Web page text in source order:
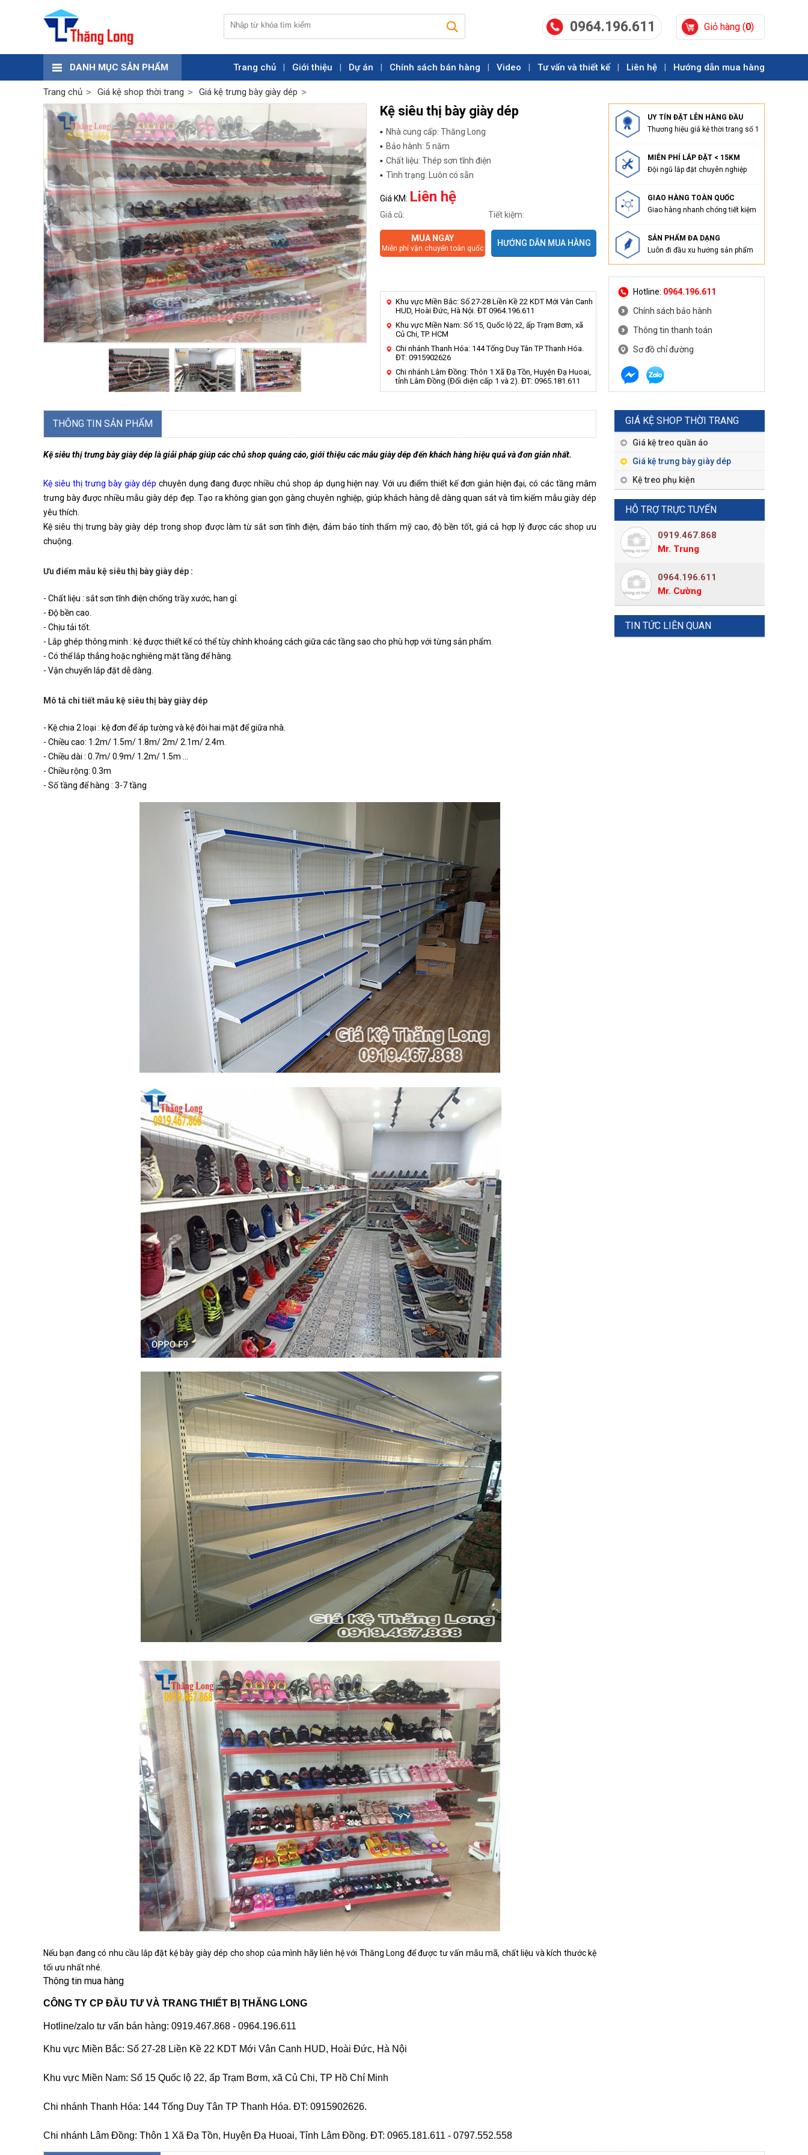
Giỏ hàng (0)
0964.196.611
Trang chủ Giới thiệu Dự án Chính sách bán hàng Video Tư vấn và thiết kế Liên hệ Hướng dẫn mua hàng
DANH MỤC SẢN PHẨM
Trang chủ Giá kệ shop thời trang Giá kệ trưng bày giày dép
Kệ siêu thị bày giày dép
Nhà cung cấp: Thăng Long
Bảo hành: 5 năm
Chất liệu: Thép sơn tĩnh điện
Tình trạng: Luôn có sẵn
Giá KM: Liên hệ
Giá cũ: Tiết kiệm:
MUA NGAY
Miễn phí vận chuyển toàn quốc
HƯỚNG DẪN MUA HÀNG
Khu vực Miền Bắc: Số 27-28 Liền Kề 22 KDT Mới Vân Canh
HUD, Hoài Đức, Hà Nội. ĐT 0964.196.611
Khu vực Miền Nam: Số 15, Quốc lộ 22, ấp Trạm Bơm, xã
Củ Chi, TP. HCM
Chi nhánh Thanh Hóa: 144 Tống Duy Tân TP Thanh Hóa.
ĐT: 0915902626
Chi nhánh Lâm Đồng: Thôn 1 Xã Đạ Tồn, Huyện Đạ Huoai,
tỉnh Lâm Đồng (Đối diện cấp 1 và 2). ĐT: 0965.181.611
UY TÍN ĐẶT LÊN HÀNG ĐẦU
Thương hiệu giá kệ thời trang số 1
MIỄN PHÍ LẮP ĐẶT < 15KM
Đội ngũ lắp đặt chuyên nghiệp
GIAO HÀNG TOÀN QUỐC
Giao hàng nhanh chóng tiết kiệm
SẢN PHẨM ĐA DẠNG
Luôn đi đầu xu hướng sản phẩm
Hotline: 0964.196.611
Chính sách bảo hành
Thông tin thanh toán
Sơ đồ chỉ đường
THÔNG TIN SẢN PHẨM
Kệ siêu thị trưng bày giày dép là giải pháp giúp các chủ shop quảng cáo, giới thiệu các mẫu giày dép đến khách hàng hiệu quả và đơn giản nhất.
Kệ siêu thị trưng bày giày dép chuyên dụng đang được nhiều chủ shop áp dụng hiện nay. Với ưu điểm thiết kế đơn giản hiện đại, có các tầng mâm
trưng bày được nhiều mẫu giày dép đẹp. Tạo ra không gian gọn gàng chuyên nghiệp, giúp khách hàng dễ dàng quan sát và tìm kiếm mẫu giày dép
yêu thích.
Kệ siêu thị trưng bày giày dép trong shop được làm từ sắt sơn tĩnh điện, đảm bảo tính thẩm mỹ cao, độ bền tốt, giá cả hợp lý được các shop ưu
chuộng.
Ưu điểm mẫu kệ siêu thị bày giày dép :
- Chất liệu : sắt sơn tĩnh điện chống trầy xước, han gỉ.
- Độ bền cao.
- Chịu tải tốt.
- Lắp ghép thông minh : kệ được thiết kế có thể tùy chỉnh khoảng cách giữa các tầng sao cho phù hợp với từng sản phẩm.
- Có thể lắp thẳng hoặc nghiêng mặt tầng để hàng.
- Vận chuyển lắp đặt dễ dàng.
Mô tả chi tiết mẫu kệ siêu thị bày giày dép
- Kệ chia 2 loại : kệ đơn để áp tường và kệ đôi hai mặt để giữa nhà.
- Chiều cao: 1.2m/ 1.5m/ 1.8m/ 2m/ 2.1m/ 2.4m.
- Chiều dài : 0.7m/ 0.9m/ 1.2m/ 1.5m ...
- Chiều rộng: 0.3m
- Số tầng để hàng : 3-7 tầng
Nếu bạn đang có nhu cầu lắp đặt kệ bày giày dép cho shop của mình hãy liên hệ với Thăng Long để được tư vấn mẫu mã, chất liệu và kích thước kệ
tối ưu nhất nhé.
Thông tin mua hàng
CÔNG TY CP ĐẦU TƯ VÀ TRANG THIẾT BỊ THĂNG LONG
Hotline/zalo tư vấn bán hàng: 0919.467.868 - 0964.196.611
Khu vực Miền Bắc: Số 27-28 Liền Kề 22 KDT Mới Vân Canh HUD, Hoài Đức, Hà Nội
Khu vực Miền Nam: Số 15 Quốc lộ 22, ấp Trạm Bơm, xã Củ Chi, TP Hồ Chí Minh
Chi nhánh Thanh Hóa: 144 Tống Duy Tân TP Thanh Hóa. ĐT: 0915902626.
Chi nhánh Lâm Đồng: Thôn 1 Xã Đạ Tồn, Huyện Đạ Huoai, Tỉnh Lâm Đồng. ĐT: 0965.181.611 - 0797.552.558
GIÁ KỆ SHOP THỜI TRANG
Giá kệ treo quần áo
Giá kệ trưng bày giày dép
Kệ treo phụ kiện
HỖ TRỢ TRỰC TUYẾN
0919.467.868
Mr. Trung
0964.196.611
Mr. Cường
TIN TỨC LIÊN QUAN